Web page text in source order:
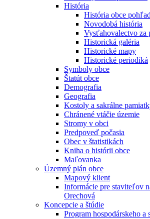
História
História obce
Novodobá história
Vysťahovalectvo za
Historická galéria
Historické mapy
Historické periodiká
Symboly obce
Štatút obce
Demografia
Geografia
Kostoly a sakrálne
Chránené vtáčie územie
Stromy v obci
Predpoveď počasia
Obec v štatistikách
Kniha o histórii obce
Maľovanka
Územný plán obce
Mapový klient
Informácie pre staviteľov
Orechová
Koncepcie a štúdie
Program hospodárskeho a